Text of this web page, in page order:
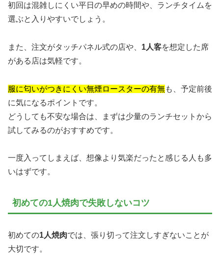
初回は混雑しにくい平日の早めの時間や、ランチタイムを
選ぶと入りやすいでしょう。
また、注文がタッチパネル式の店や、 1人客を想定した席
がある店は気軽です。
服に匂いがつきにくい無煙ロースターの有無も、予定前後
に気になるポイントです。
どうしても不安な場合は、まずは少量のランチセットから
試してみるのがおすすめです。
一度入ってしまえば、想像より気楽だったと感じる人も多
いはずです。
初めての1人焼肉で失敗しないコツ
初めての1人焼肉では、張り切って注文しすぎないことが
大切です。